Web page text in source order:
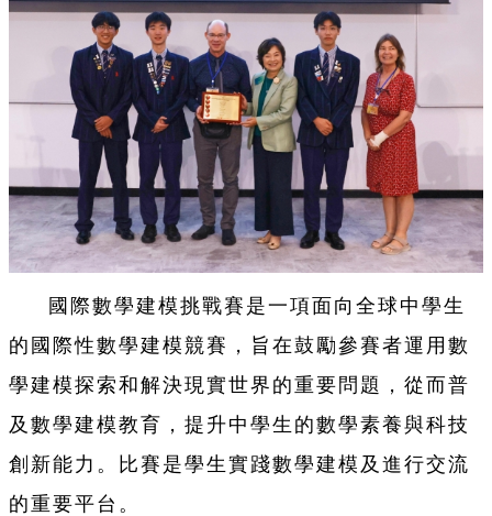
國際數學建模挑戰賽是一項面向全球中學生
的國際性數學建模競賽，旨在鼓勵參賽者運用數
學建模探索和解決現實世界的重要問題，從而普
及數學建模教育，提升中學生的數學素養與科技
創新能力。比賽是學生實踐數學建模及進行交流
的重要平台。